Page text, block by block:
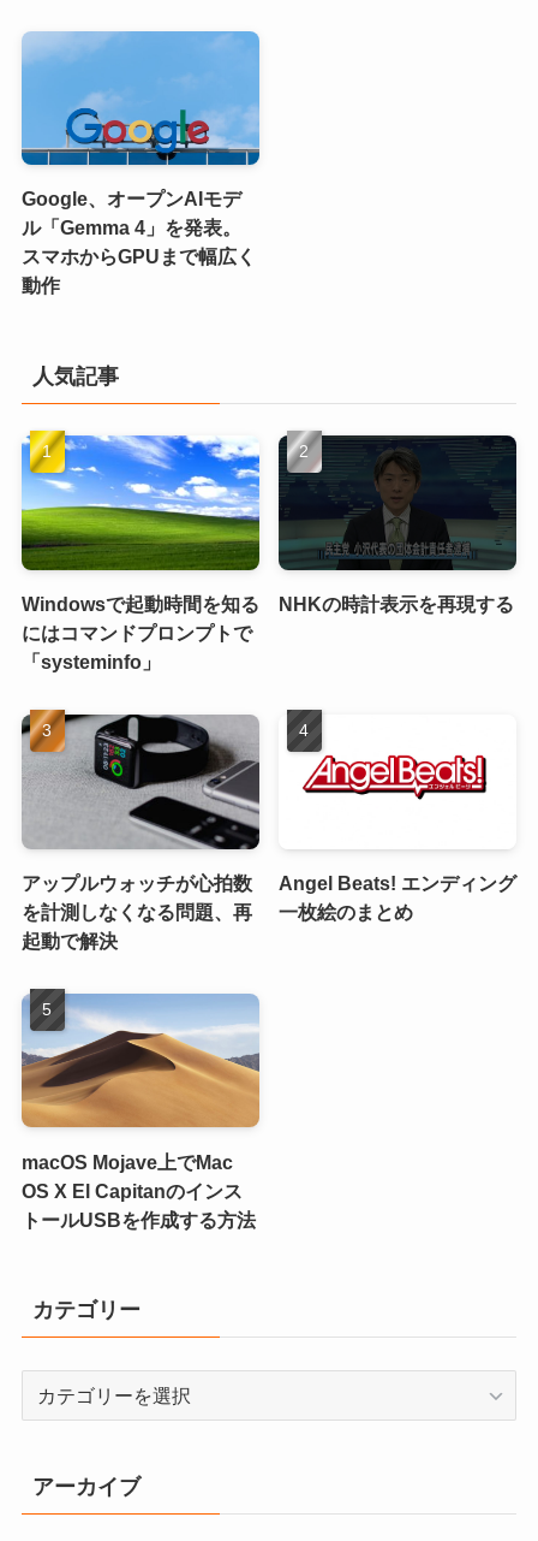
Google、オープンAIモデ
ル「Gemma 4」を発表。
スマホからGPUまで幅広く
動作
人気記事
Windowsで起動時間を知る
にはコマンドプロンプトで
「systeminfo」
NHKの時計表示を再現する
アップルウォッチが心拍数
を計測しなくなる問題、再
起動で解決
Angel Beats! エンディング
一枚絵のまとめ
macOS Mojave上でMac
OS X El Capitanのインス
トールUSBを作成する方法
カテゴリー
リ
ー
アーカイブ